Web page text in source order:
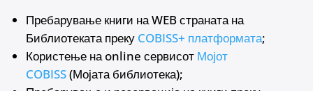
Пребарување книги на WEB страната на
Библиотеката преку COBISS+ платформата;
Користење на online сервисот Мојот
COBISS(Мојата библиотека);